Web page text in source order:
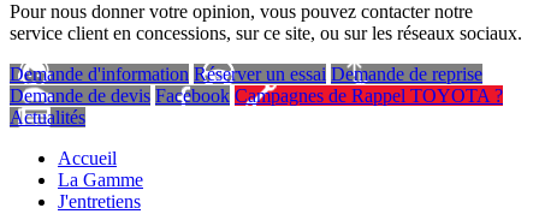
Pour nous donner votre opinion, vous pouvez contacter notre
service client en concessions, sur ce site, ou sur les réseaux sociaux.
Demande d'information Réserver un essai Demande de reprise
Demande de devis Facebook Campagnes de Rappel TOYOTA ?
Actualités
Accueil
La Gamme
J'entretiens